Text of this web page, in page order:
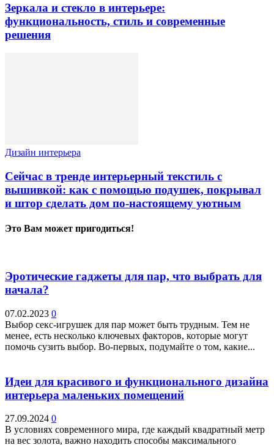
Зеркала и стекло в интерьере:
функциональность, стиль и современные
решения
Дизайн интерьера
Сейчас в тренде интерьерный текстиль с
вышивкой: как с помощью подушек, покрывал
и штор сделать дом по-настоящему уютным
Это Вам может пригодиться!
Эротические гаджеты для пар, что выбрать для
начала?
07.02.2023 0
Выбор секс-игрушек для пар может быть трудным. Тем не
менее, есть несколько ключевых факторов, которые могут
помочь сузить выбор. Во-первых, подумайте о том, какие...
Идеи для красивого и функционального дизайна
интерьера маленьких помещений
27.09.2024 0
В условиях современного мира, где каждый квадратный метр
на вес золота, важно находить способы максимального